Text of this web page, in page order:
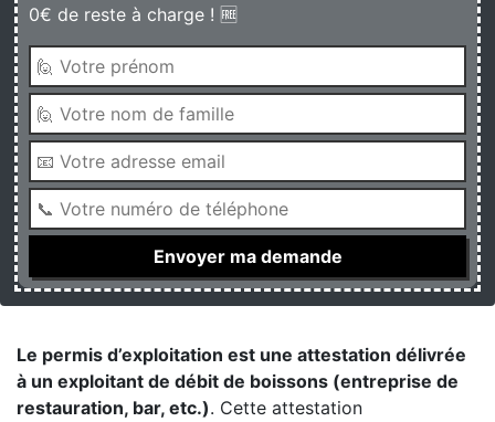
0€ de reste à charge ! 🆓
Le permis d’exploitation est une attestation délivrée
à un exploitant de débit de boissons (entreprise de
restauration, bar, etc.). Cette attestation